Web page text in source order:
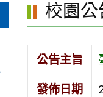
校園公
公告主旨
發佈日期